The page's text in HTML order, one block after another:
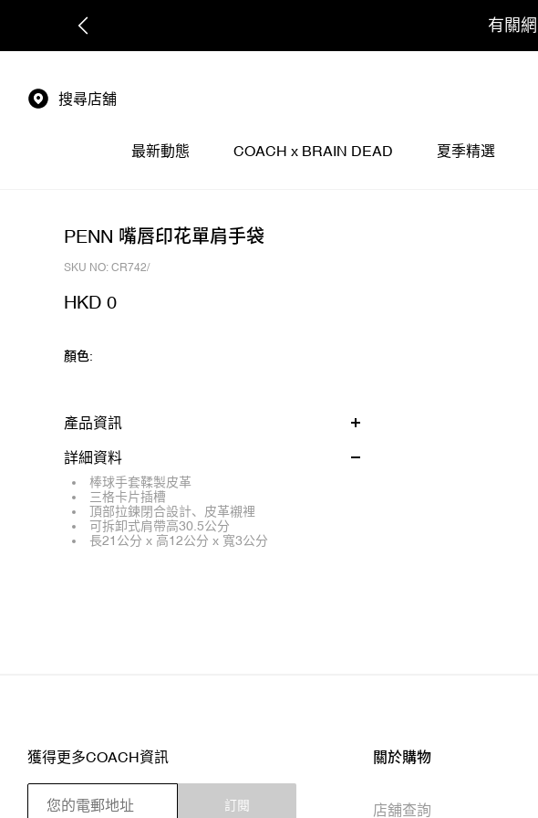
搜尋店舖
最新動態 COACH x BRAIN DEAD 夏季精選
PENN 嘴唇印花單肩手袋
SKU NO: CR742/
HKD 0
顏色:
產品資訊
詳細資料
棒球手套鞣製皮革
三格卡片插槽
頂部拉鍊閉合設計、皮革襯裡
可拆卸式肩帶高30.5公分
長21公分 x 高12公分 x 寬3公分
獲得更多COACH資訊
訂閱
關於購物
店舖查詢